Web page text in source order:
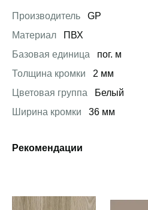
Производитель
GP
Материал
ПВХ
Базовая единица
пог. м
Толщина кромки
2 мм
Цветовая группа
Белый
Ширина кромки
36 мм
Рекомендации